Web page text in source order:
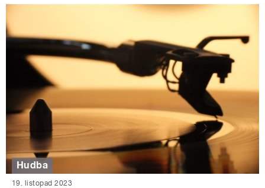
Hudba
19. listopad 2023